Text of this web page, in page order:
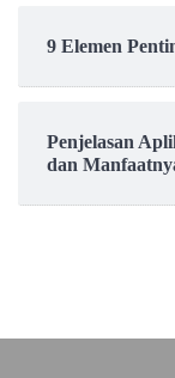
9 Elemen
Penjelasan
dan